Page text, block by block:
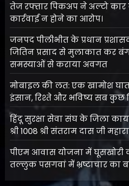
तेज रफ्तार पिकअप ने अल्टो कार
कार्रवाई न होने का आरोप।
जनपद पीलीभीत के प्रधान
जितिन प्रसाद से मुलाकात कर
समस्याओं से कराया अवगत
मोबाइल की लत: एक खामोश
इंसान, रिश्ते और भविष्य सब कुछ
हिंदू सुरक्षा सेवा संघ के जिला
श्री 1008 श्री संतराम दास जी
पीएम आवास योजना में घूसखोरी
तल्लुक पसगवां में भ्रष्टाचार का